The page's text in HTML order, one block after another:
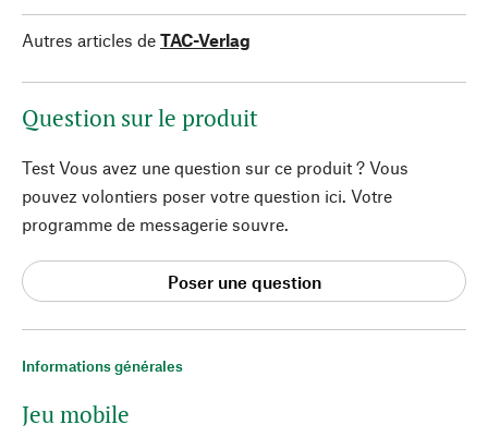
Informations générales
Jeu mobile
Autres articles de TAC-Verlag
Question sur le produit
Test Vous avez une question sur ce produit ? Vous
pouvez volontiers poser votre question ici. Votre
programme de messagerie souvre.
Poser une question